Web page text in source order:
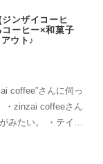
ンザイコーヒ
ーヒー×和菓子
ウト♪
coffee”さんに伺っ
・テイク